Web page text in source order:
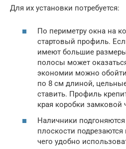
Для их установки потребуется:
По периметру окна на
стартовый профиль.
имеют большие
полосы может
экономии можно
по 8 см длиной,
ставить. Профиль
края коробки замковой
Наличники
плоскости подрезаются
чего удобно